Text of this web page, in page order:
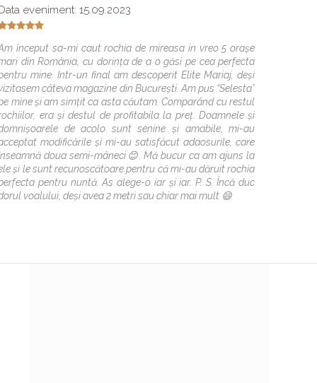
eveniment: 15.09.2023
început sa-mi caut rochia de mireasa in vreo 5 orașe
din România, cu dorința de a o găsi pe cea perfecta
mine. Intr-un final am descoperit Elite Mariaj, deși
câteva magazine din București. Am pus “Selesta”
mine și am simțit ca asta căutam. Comparând cu restul
era și destul de profitabila la preț. Doamnele și
de acolo sunt senine și amabile, mi-au
modificările și mi-au satisfăcut adaosurile, care
doua semi-mâneci😊. Mă bucur ca am ajuns la
și le sunt recunoscătoare pentru că mi-au dăruit rochia
pentru nuntă. As alege-o iar și iar. P. S. Încă duc
voalului, deși avea 2 metri sau chiar mai mult 😄